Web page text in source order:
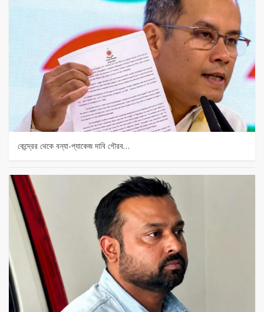
কেন্দ্রের থেকে বন্যা-প্যাকেজ দাবি গৌরব…